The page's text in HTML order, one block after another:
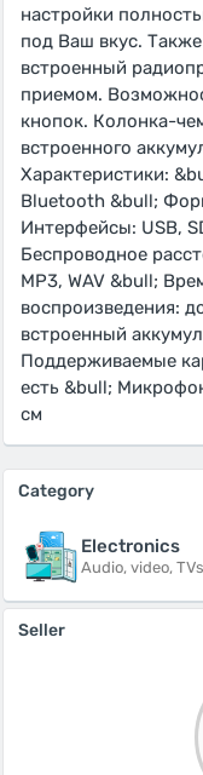
настройки
под Ваш вкус.
встроенный
приемом.
кнопок. Колонка-
встроенного
Характеристики:
Bluetooth &bull;
Интерфейсы: USB,
Беспроводное
MP3, WAV &bull;
воспроизведения:
встроенный
Поддерживаемые
есть &bull;
см
Category
Electronics
Audio, video, TVs
Seller